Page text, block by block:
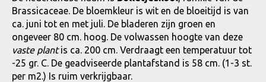
Brassicaceae. De bloemkleur is wit en de bloeitijd is van
ca. juni tot en met juli. De bladeren zijn groen en
ongeveer 80 cm. hoog. De volwassen hoogte van deze
vaste plantis ca. 200 cm. Verdraagt een temperatuur tot
-25 gr. C. De geadviseerde plantafstand is 58 cm. (1-3 st.
per m2.) Is ruim verkrijgbaar.